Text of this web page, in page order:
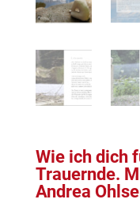
Wie ich dich
Trauernde.
Andrea